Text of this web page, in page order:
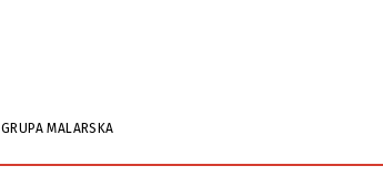
GRUPA MALARSKA